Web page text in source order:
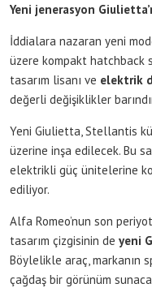
Yeni jenerasyon
İddialara nazaran yeni
üzere kompakt hatchback
tasarım lisanı ve elektrik
değerli değişiklikler
Yeni Giulietta, Stellantis
üzerine inşa edilecek. Bu
elektrikli güç ünitelerine
ediliyor.
Alfa Romeo’nun son
tasarım çizgisinin de yeni
Böylelikle araç, markanın
çağdaş bir görünüm